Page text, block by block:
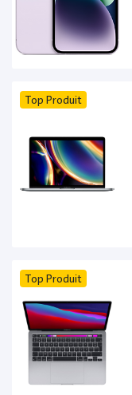
Top Produit
Top Produit